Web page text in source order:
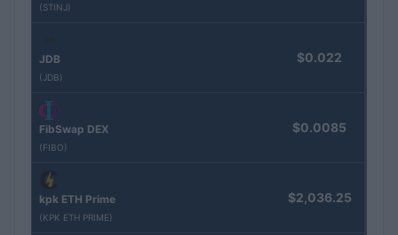
(STINJ)
JDB
(JDB)
$0.022
FibSwap DEX
(FIBO)
$0.0085
kpk ETH Prime
(KPK ETH PRIME)
$2,036.25